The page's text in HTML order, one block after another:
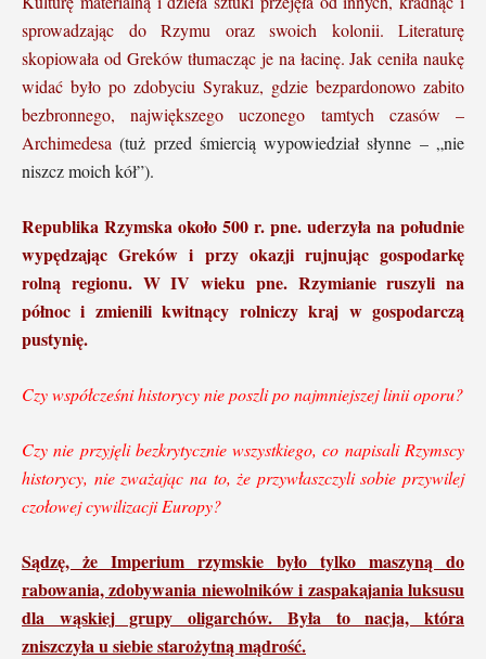
sprowadzając do Rzymu oraz swoich kolonii. Literaturę
skopiowała od Greków tłumacząc je na łacinę. Jak ceniła naukę
widać było po zdobyciu Syrakuz, gdzie bezpardonowo zabito
bezbronnego, największego uczonego tamtych czasów –
Archimedesa (tuż przed śmiercią wypowiedział słynne – „nie
niszcz moich kół”).
Republika Rzymska około 500 r. pne. uderzyła na południe
wypędzając Greków i przy okazji rujnując gospodarkę
rolną regionu. W IV wieku pne. Rzymianie ruszyli na
północ i zmienili kwitnący rolniczy kraj w gospodarczą
pustynię.
Czy współcześni historycy nie poszli po najmniejszej linii oporu?
Czy nie przyjęli bezkrytycznie wszystkiego, co napisali Rzymscy
historycy, nie zważając na to, że przywłaszczyli sobie przywilej
czołowej cywilizacji Europy?
Sądzę, że Imperium rzymskie było tylko maszyną do
rabowania, zdobywania niewolników i zaspakajania luksusu
dla wąskiej grupy oligarchów. Była to nacja, która
zniszczyła u siebie starożytną mądrość.